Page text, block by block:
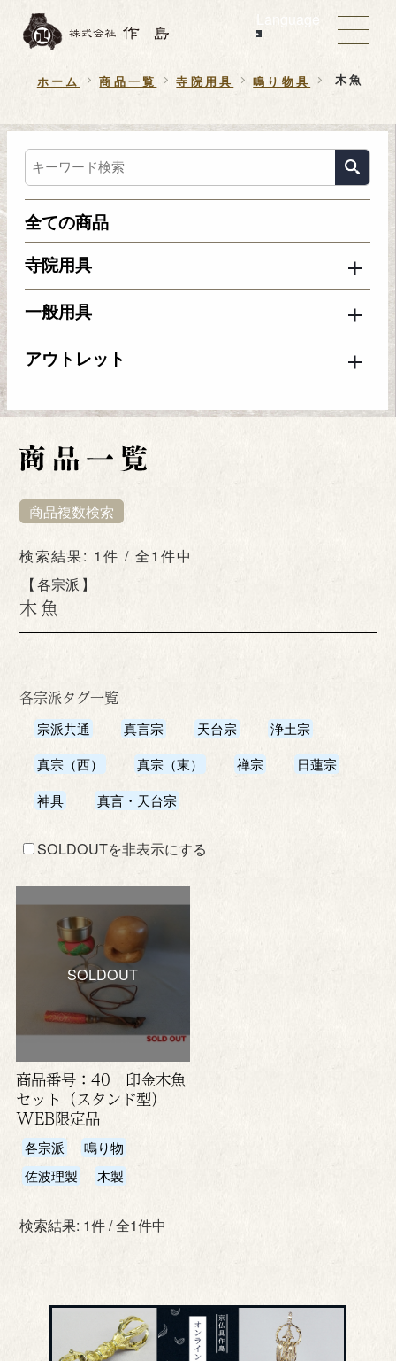
Language
ホーム 商品一覧 寺院用具 鳴り物具 木魚
全ての商品
寺院用具
一般用具
アウトレット
商品複数検索
木魚
各宗派
検索結果: 1件 / 全1件中
各宗派タグ一覧
宗派共通 真言宗 天台宗
浄土宗
真宗（西）
真宗（東） 禅宗
日蓮宗
神具
真言・天台宗
SOLDOUTを非表示にする
SOLDOUT
商品番号：40 印金木魚
セット（スタンド型）
WEB限定品
各宗派
鳴り物
佐波理製
木製
検索結果: 1件 / 全1件中